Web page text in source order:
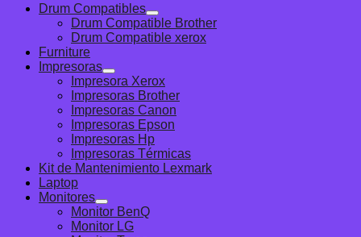
Drum Compatibles
Drum Compatible Brother
Drum Compatible xerox
Furniture
Impresoras
Impresora Xerox
Impresoras Brother
Impresoras Canon
Impresoras Epson
Impresoras Hp
Impresoras Térmicas
Kit de Mantenimiento Lexmark
Laptop
Monitores
Monitor BenQ
Monitor LG